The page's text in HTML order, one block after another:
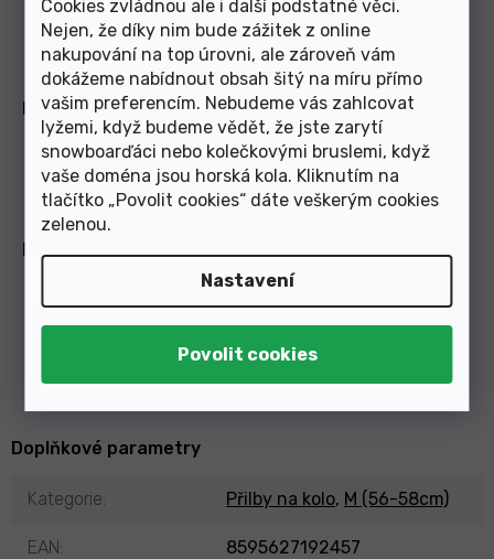
Cookies zvládnou ale i další podstatné věci.
Nejen, že díky nim bude zážitek z online
nakupování na top úrovni, ale zároveň vám
dokážeme nabídnout obsah šitý na míru přímo
vašim preferencím. Nebudeme vás zahlcovat
lyžemi, když budeme vědět, že jste zarytí
snowboarďáci nebo kolečkovými bruslemi, když
vaše doména jsou horská kola. Kliknutím na
tlačítko „Povolit cookies“ dáte veškerým cookies
zelenou.
Nastavení
Zvýšená bezpečnost zvětšením a
zesílením kritických partií
EXTRA PADDING
Náhradní odnímatelné a pratelné
polstrování se síťovinou proti
hmyzu.
EASY LOCK
Jednoduché a rychlé zapínání
bezpečnostních pásků pod bradou
zlepšuje usazení na hlavě . S... Číst
více
Doplňkové parametry
Kategorie: Přilby na kolo, M (56-58cm)
EAN: 8595627192457